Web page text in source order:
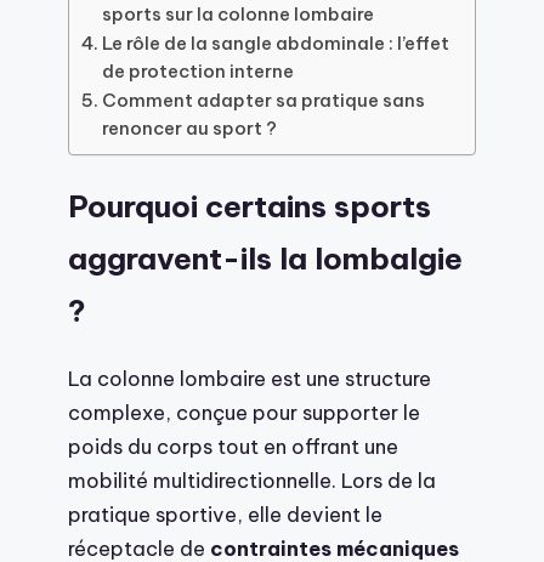
sports sur la colonne lombaire
Le rôle de la sangle abdominale : l’effet
de protection interne
Comment adapter sa pratique sans
renoncer au sport ?
Pourquoi certains sports
aggravent-ils la lombalgie
?
La colonne lombaire est une structure
complexe, conçue pour supporter le
poids du corps tout en offrant une
mobilité multidirectionnelle. Lors de la
pratique sportive, elle devient le
réceptacle de contraintes mécaniques